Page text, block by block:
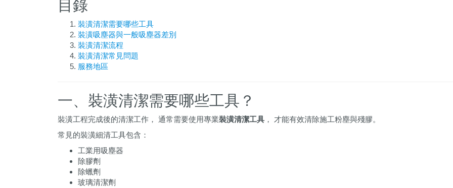
目錄
裝潢清潔需要哪些工具
裝潢吸塵器與一般吸塵器差別
裝潢清潔流程
裝潢清潔常見問題
服務地區
一、裝潢清潔需要哪些工具？
裝潢工程完成後的清潔工作， 通常需要使用專業裝潢清潔工具 ， 才能有效清除施工粉塵與殘膠。
常見的裝潢細清工具包含：
工業用吸塵器
除膠劑
除蠟劑
玻璃清潔劑